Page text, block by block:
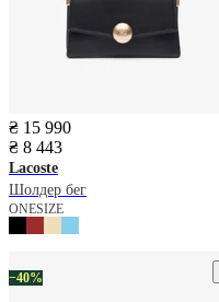
₴ 15 990
₴ 8 443
Lacoste
Шолдер бег
ONESIZE
−40%